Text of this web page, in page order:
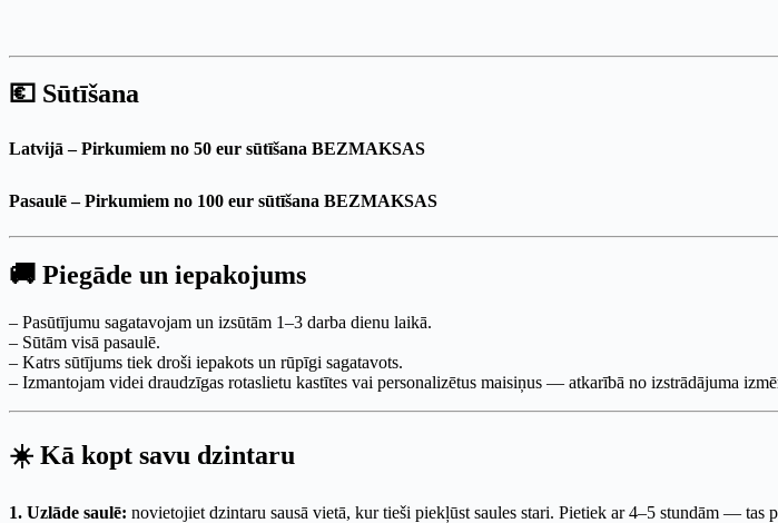
💶 Sūtīšana
Latvijā – Pirkumiem no 50 eur sūtīšana BEZMAKSAS
Pasaulē – Pirkumiem no 100 eur sūtīšana BEZMAKSAS
🚚 Piegāde un iepakojums
– Pasūtījumu sagatavojam un izsūtām 1–3 darba dienu laikā.
– Sūtām visā pasaulē.
– Katrs sūtījums tiek droši iepakots un rūpīgi sagatavots.
– Izmantojam videi draudzīgas rotaslietu kastītes vai personalizētus maisiņus — atkarībā no izstrādājuma
☀️ Kā kopt savu dzintaru
1. Uzlāde saulē: novietojiet dzintaru sausā vietā, kur tieši piekļūst saules stari. Pietiek ar 4–5 stundām — tas